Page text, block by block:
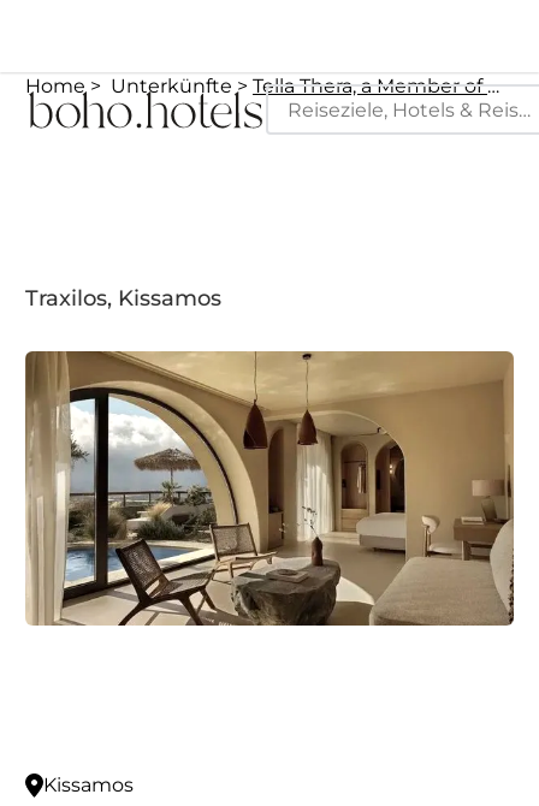
Home Unterkünfte Tella Thera, a Member of Design Hotels
Traxilos, Kissamos
Kissamos